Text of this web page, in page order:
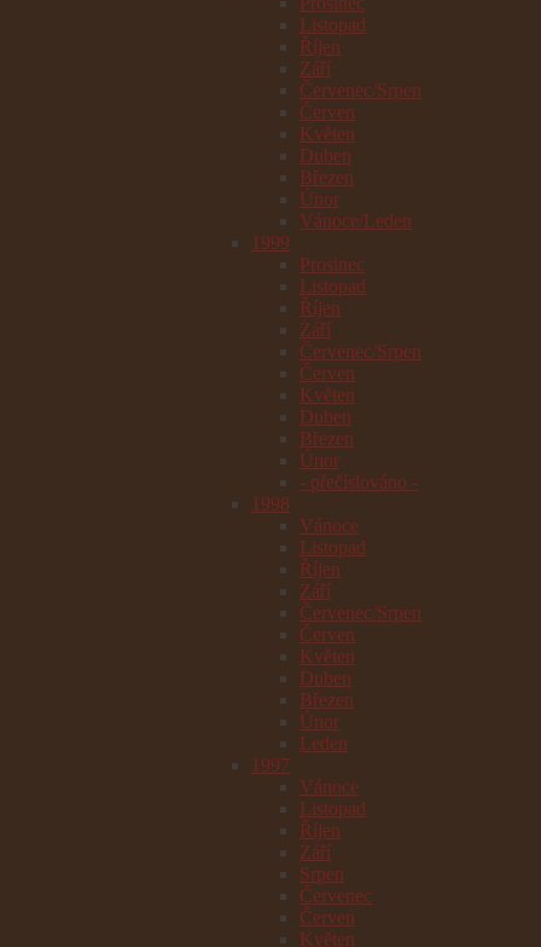
Listopad
Říjen
Září
Červenec/Srpen
Červen
Květen
Duben
Březen
Únor
Vánoce/Leden
1999
Prosinec
Listopad
Říjen
Září
Červenec/Srpen
Červen
Květen
Duben
Březen
Únor
- přečíslováno -
1998
Vánoce
Listopad
Říjen
Září
Červenec/Srpen
Červen
Květen
Duben
Březen
Únor
Leden
1997
Vánoce
Listopad
Říjen
Září
Srpen
Červenec
Červen
Květen